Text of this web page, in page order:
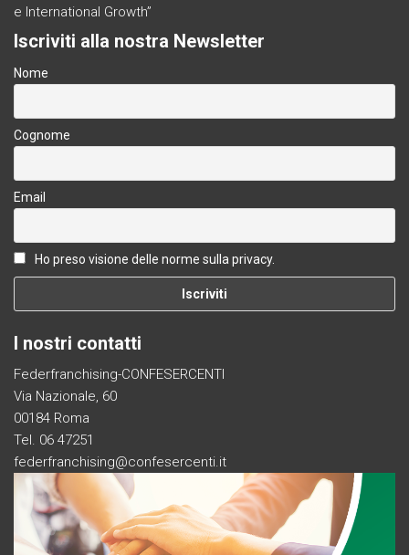
e International Growth”
Iscriviti alla nostra Newsletter
Nome
Cognome
Email
Ho preso visione delle norme sulla privacy.
I nostri contatti
Federfranchising-CONFESERCENTI
Via Nazionale, 60
00184 Roma
Tel. 06 47251
federfranchising@confesercenti.it